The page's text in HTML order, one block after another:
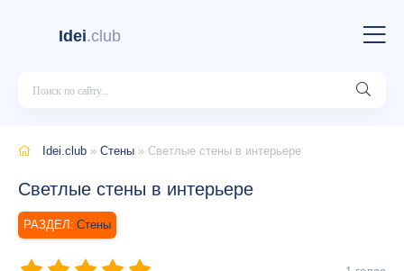
Idei.club
Idei.club » Стены » Светлые стены в интерьере
Светлые стены в интерьере
Стены